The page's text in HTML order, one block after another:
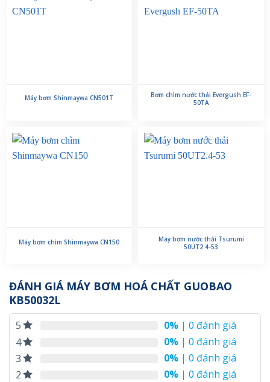
Máy bơm Shinmaywa CN501T
Bơm chìm nước thải Evergush EF-
50TA
Máy bơm chìm Shinmaywa CN150
Máy bơm nước thải Tsurumi
50UT2.4-53
ĐÁNH GIÁ MÁY BƠM HOÁ CHẤT GUOBAO
KB50032L
5 0% | 0 đánh giá
4
0% | 0 đánh giá
3
0% | 0 đánh giá
2
0% | 0 đánh giá